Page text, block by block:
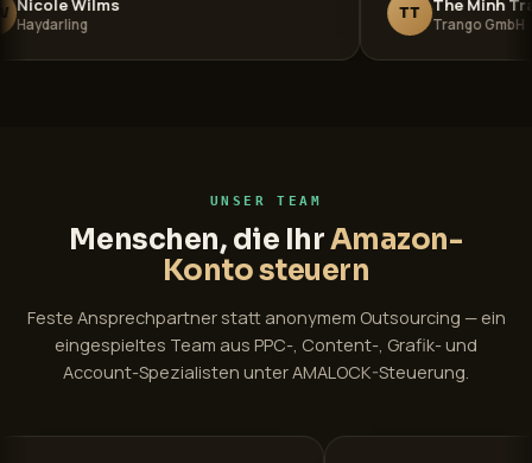
NW TT
UNSER TEAM
Menschen, die IhrAmazon-
Konto steuern
Feste Ansprechpartner statt anonymem Outsourcing — ein
eingespieltes Team aus PPC-, Content-, Grafik- und
Account-Spezialisten unter AMALOCK-Steuerung.